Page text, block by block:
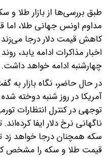
طبق بررسی‌ها از بازار طلا و
مداوم اونس جهانی طلا،
کاهش قیمت دلار درجا
اخبار مذاکرات ادامه یابد،
چهارشنبه ادامه خواهد داشت.
در حال حاضر، نگاه بازار به
آمریکا در روز شنبه دوخته
توجهی در کنترل انتظارات
ناگهانی نرخ دلار ایفا
سکه همچنان درجا خواهد زد
قیمت طلا و سکه را مشخص